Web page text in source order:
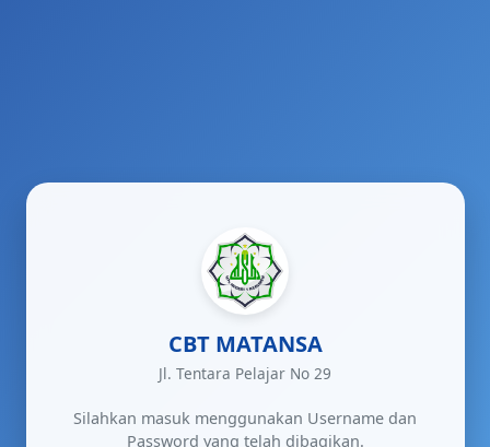
CBT MATANSA
Jl. Tentara Pelajar No 29
Silahkan masuk menggunakan Username dan
Password yang telah dibagikan.